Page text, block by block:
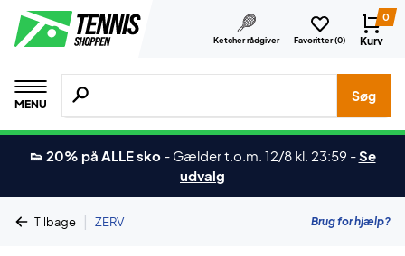
Ketcher rådgiver Favoritter (0)
0
Kurv
MENU
Søg efter produkter, mærker etc.
Søg
👟 20% på ALLE sko - Gælder t.o.m. 12/8 kl. 23:59 -Se
udvalg
Tilbage | ZERV Brug for hjælp?